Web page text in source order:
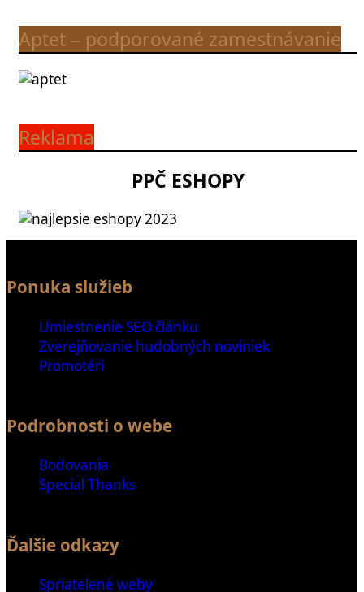
Aptet – podporované zamestnávanie
Reklama
PPČ ESHOPY
Ponuka služieb
Umiestnenie SEO článku
Zverejňovanie hudobných noviniek
Promotéri
Podrobnosti o webe
Bodovania
Special Thanks
Ďalšie odkazy
Spriatelené weby